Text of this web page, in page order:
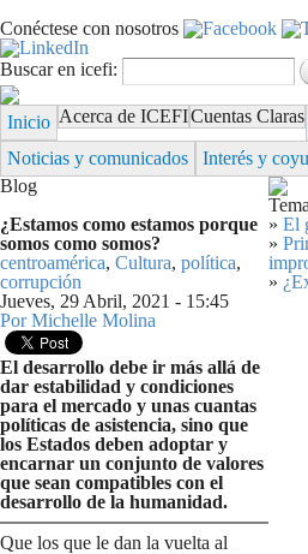
contenido
Conéctese con nosotros
Formulario de búsqueda
Buscar en icefi:
Inicio Acerca de ICEFICuentas Claras
Noticias y comunicados
Interés y
Blog
¿Estamos como estamos porque
somos como somos?
centroamérica, Cultura, política,
corrupción
Jueves, 29 Abril, 2021 - 15:45
PorMichelle Molina
El desarrollo debe ir más allá de
dar estabilidad y condiciones
para el mercado y unas cuantas
políticas de asistencia, sino que
los Estados deben adoptar y
encarnar un conjunto de valores
que sean compatibles con el
desarrollo de la humanidad.
Que los que le dan la vuelta al
» El
»
»